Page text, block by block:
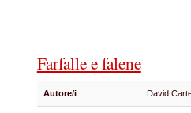
Farfalle e falene
Autore/i David